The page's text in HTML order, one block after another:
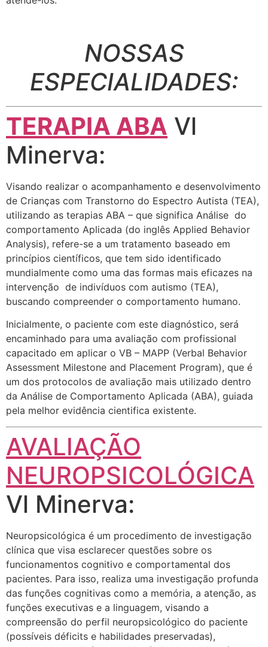
NOSSAS
ESPECIALIDADES:
TERAPIA ABA Vl
Minerva:
Visando realizar o acompanhamento e desenvolvimento
de Crianças com Transtorno do Espectro Autista (TEA),
utilizando as terapias ABA – que significa Análise do
comportamento Aplicada (do inglês Applied Behavior
Analysis), refere-se a um tratamento baseado em
princípios científicos, que tem sido identificado
mundialmente como uma das formas mais eficazes na
intervenção de indivíduos com autismo (TEA),
buscando compreender o comportamento humano.
Inicialmente, o paciente com este diagnóstico, será
encaminhado para uma avaliação com profissional
capacitado em aplicar o VB – MAPP (Verbal Behavior
Assessment Milestone and Placement Program), que é
um dos protocolos de avaliação mais utilizado dentro
da Análise de Comportamento Aplicada (ABA), guiada
pela melhor evidência cientifica existente.
AVALIAÇÃO
NEUROPSICOLÓGICA
Vl Minerva:
Neuropsicológica é um procedimento de investigação
clínica que visa esclarecer questões sobre os
funcionamentos cognitivo e comportamental dos
pacientes. Para isso, realiza uma investigação profunda
das funções cognitivas como a memória, a atenção, as
funções executivas e a linguagem, visando a
compreensão do perfil neuropsicológico do paciente
(possíveis déficits e habilidades preservadas),